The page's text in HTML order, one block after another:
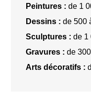
objets et à
de nombreux
artistiques, le
son échoppe en
créateurs.En outre,
Peintures : de 1
Dessins : de 500
Sculptures : de 1
Gravures : de
Arts décoratifs :